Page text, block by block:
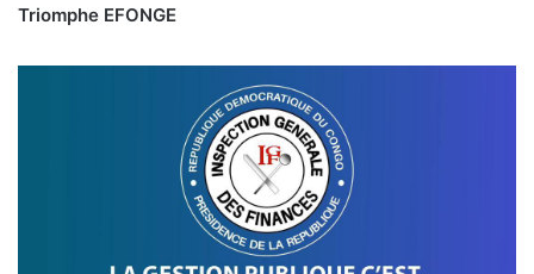
Triomphe EFONGE